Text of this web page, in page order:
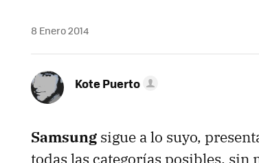
8 Enero 2014
Kote Puerto
Samsung sigue a lo suyo,
todas las categorías posibles,